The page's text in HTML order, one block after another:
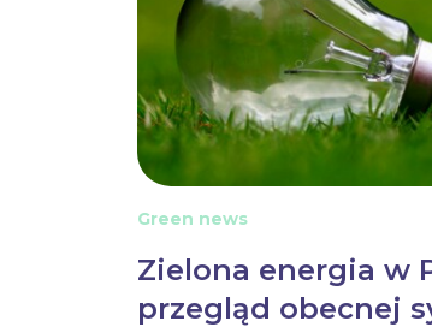
Green news
Zielona energia w
przegląd obecnej